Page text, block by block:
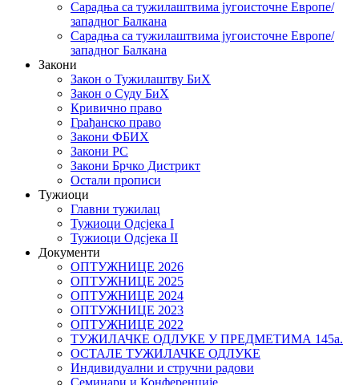
Сарадња са тужилаштвима југоисточне Европе/
западног Балкана
Сарадња са тужилаштвима југоисточне Европе/
западног Балкана
Закони
Закон о Тужилаштву БиХ
Закон о Суду БиХ
Кривично право
Грађанско право
Закони ФБИХ
Закони РС
Закони Брчко Дистрикт
Остали прописи
Тужиоци
Главни тужилац
Тужиоци Oдсјекa I
Тужиоци Oдсјекa II
Документи
ОПТУЖНИЦЕ 2026
ОПТУЖНИЦЕ 2025
ОПТУЖНИЦЕ 2024
ОПТУЖНИЦЕ 2023
ОПТУЖНИЦЕ 2022
ТУЖИЛАЧКЕ ОДЛУКЕ У ПРЕДМЕТИМА 145а.
ОСТАЛЕ ТУЖИЛАЧКЕ ОДЛУКЕ
Индивидуални и стручни радови